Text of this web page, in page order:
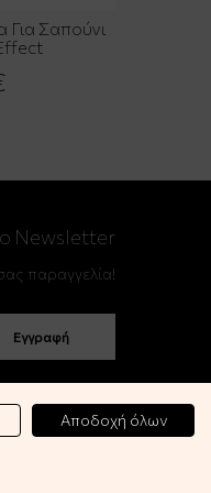
Για Σαπούνι
Newsletter
παραγγελία!
Εγγραφή
Αποδοχή όλων